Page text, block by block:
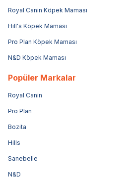
Royal Canin Köpek Maması
Hill's Köpek Maması
Pro Plan Köpek Maması
N&D Köpek Maması
Popüler Markalar
Royal Canin
Pro Plan
Bozita
Hills
Sanebelle
N&D